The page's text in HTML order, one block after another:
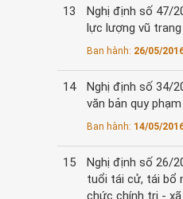
13
Nghị định số 47/
lực lượng vũ trang
Ban hành: 26/05/
14
Nghị định số 34/
văn bản quy
Ban hành: 14/05/
15
Nghị định số 26/
tuổi tái cử, tái bổ
chức chính trị - xã